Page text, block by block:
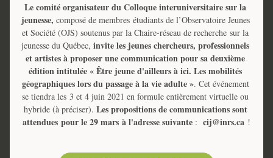
Le comité organisateur du Colloque interuniversitaire sur la
jeunesse, composé de membres étudiants de l’Observatoire Jeunes
et Société (OJS) soutenus par la Chaire-réseau de recherche sur la
jeunesse du Québec, invite les jeunes chercheurs, professionnels
et artistes à proposer une communication pour sa deuxième
édition intitulée « Être jeune d'ailleurs à ici. Les mobilités
géographiques lors du passage à la vie adulte ». Cet événement
se tiendra les 3 et 4 juin 2021 en formule entièrement virtuelle ou
hybride (à préciser). Les propositions de communications sont
attendues pour le 29 mars à l'adresse suivante : cij@inrs.ca !